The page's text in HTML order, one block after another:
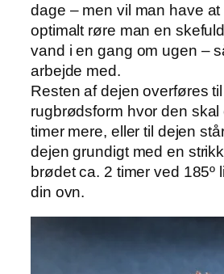
dage – men vil man have at
optimalt røre man en
vand i en gang om ugen –
arbejde med.
Resten af dejen overføres
rugbrødsform hvor den
timer mere, eller til dejen
dejen grundigt med en
brødet ca. 2 timer ved
din ovn.